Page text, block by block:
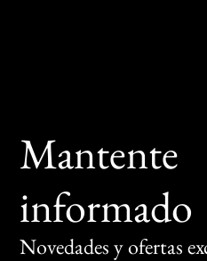
Mantente
informado
Novedades y ofertas